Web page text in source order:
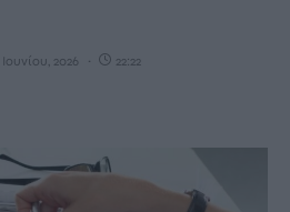
Ιουνίου, 2026 22:22